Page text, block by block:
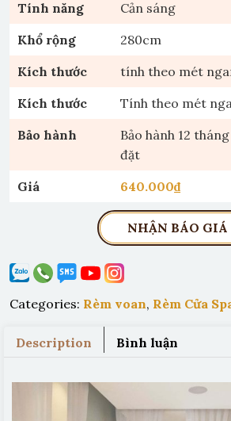
Tính năng
Cản sáng
Khổ rộng
280cm
Kích thước
tính theo mét
Kích thước
Tính theo mét
Bảo hành
Bảo hành 12
đặt
Giá
640.000₫
NHẬN BÁO GIÁ
Categories: Rèm voan, Rèm Cửa
Description Bình luận